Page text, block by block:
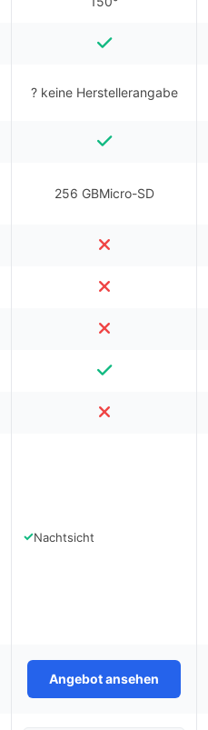
? keine Herstellerangabe
256 GBMicro-SD
✓Nachtsicht
Angebot ansehen